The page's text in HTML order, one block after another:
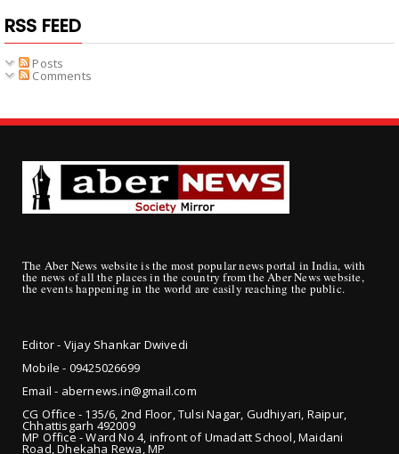
RSS FEED
Posts
Comments
The Aber News website is the most popular news portal in India, with
the news of all the places in the country from the Aber News website,
the events happening in the world are easily reaching the public.
Editor - Vijay Shankar Dwivedi
Mobile - 09425026699
Email - abernews.in@gmail.com
CG Office - 135/6, 2nd Floor, Tulsi Nagar, Gudhiyari, Raipur,
Chhattisgarh 492009
MP Office - Ward No 4, infront of Umadatt School, Maidani
Road, Dhekaha Rewa, MP